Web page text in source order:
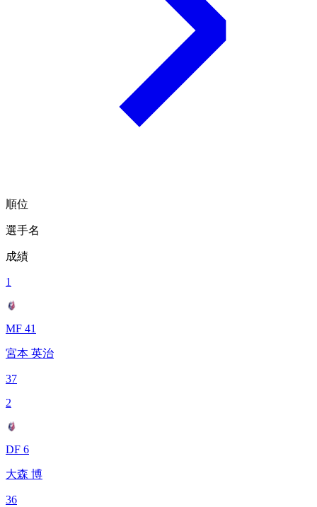
順位
選手名
成績
1
MF 41
宮本 英治
37
2
DF 6
大森 博
36